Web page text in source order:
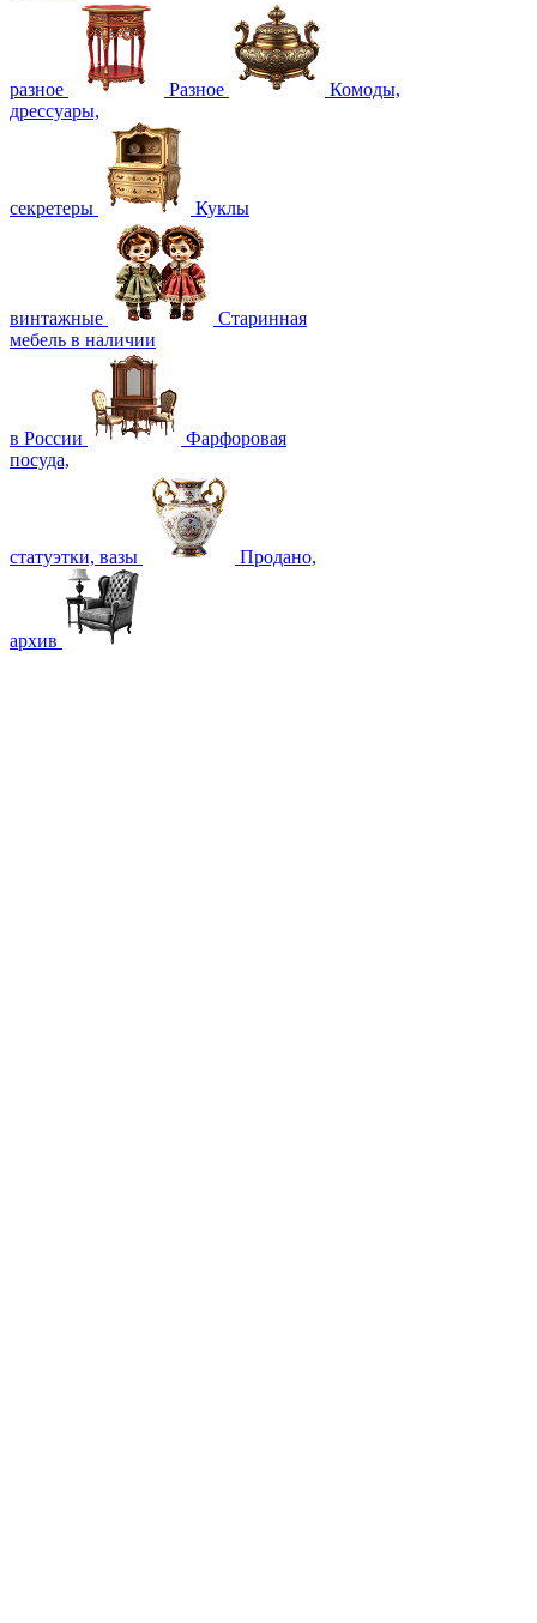
разное Разное
Комоды,
дрессуары,
секретеры Куклы
винтажные
Старинная
мебель в наличии
в России
Фарфоровая
посуда,
статуэтки, вазы Продано,
архив